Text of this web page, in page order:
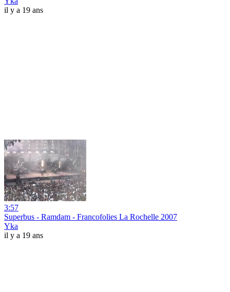
il y a 19 ans
3:57
Superbus - Ramdam - Francofolies La Rochelle 2007
Yka
il y a 19 ans